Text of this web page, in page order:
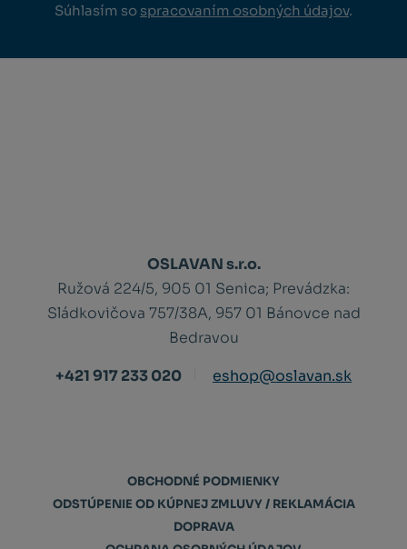
Súhlasím so spracovaním osobných údajov.
OSLAVAN s.r.o.
Ružová 224/5, 905 01 Senica; Prevádzka:
Sládkovičova 757/38A, 957 01 Bánovce nad
Bedravou
+421 917 233 020
eshop@oslavan.sk
OBCHODNÉ PODMIENKY
ODSTÚPENIE OD KÚPNEJ ZMLUVY / REKLAMÁCIA
DOPRAVA